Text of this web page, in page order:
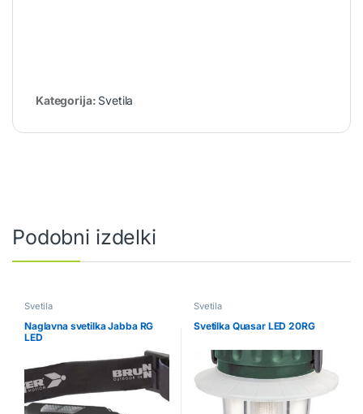
Kategorija: Svetila
Podobni izdelki
Svetila
Naglavna svetilka Jabba RG
LED
Svetila
Svetilka Quasar LED 20RG